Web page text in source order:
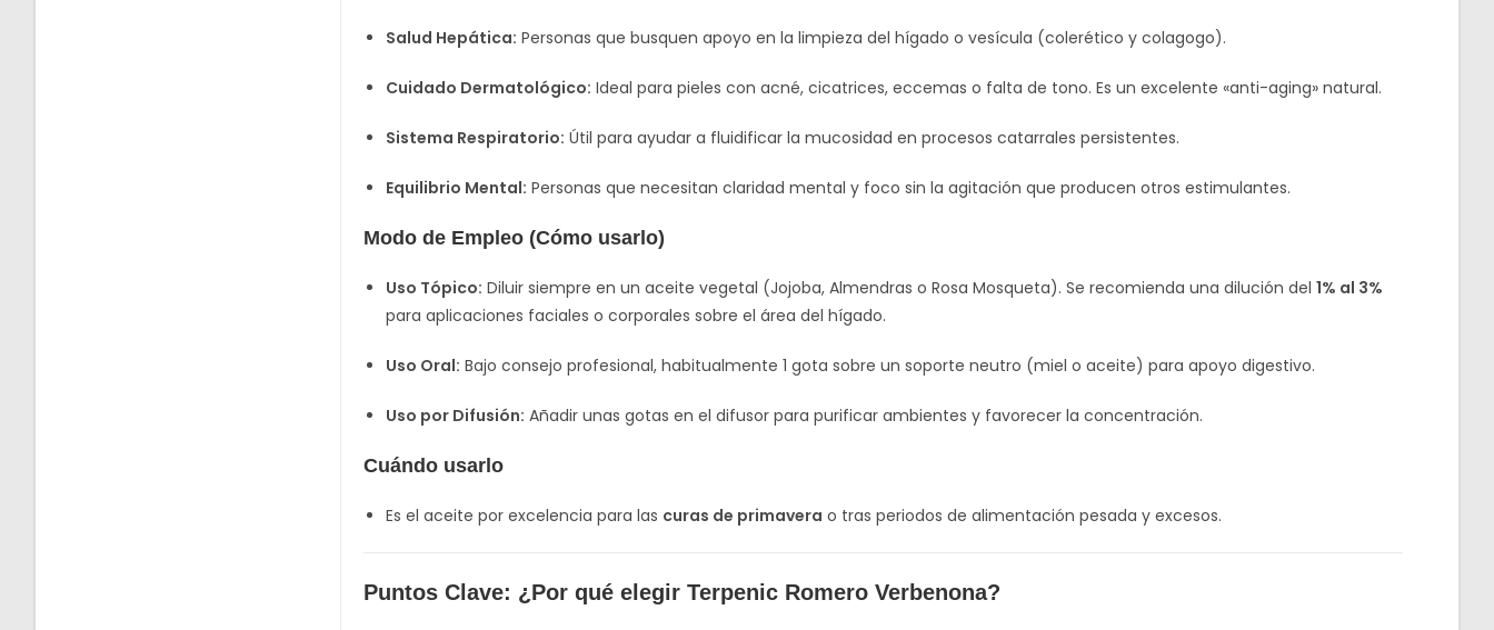
Salud Hepática: Personas que busquen apoyo en la limpieza del hígado o vesícula (colerético y colagogo).
Cuidado Dermatológico: Ideal para pieles con acné, cicatrices, eccemas o falta de tono. Es un excelente «anti-aging» natural.
Sistema Respiratorio: Útil para ayudar a fluidificar la mucosidad en procesos catarrales persistentes.
Equilibrio Mental: Personas que necesitan claridad mental y foco sin la agitación que producen otros estimulantes.
Modo de Empleo (Cómo usarlo)
Uso Tópico: Diluir siempre en un aceite vegetal (Jojoba, Almendras o Rosa Mosqueta). Se recomienda una dilución del 1% al 3%
para aplicaciones faciales o corporales sobre el área del hígado.
Uso Oral: Bajo consejo profesional, habitualmente 1 gota sobre un soporte neutro (miel o aceite) para apoyo digestivo.
Uso por Difusión: Añadir unas gotas en el difusor para purificar ambientes y favorecer la concentración.
Cuándo usarlo
Es el aceite por excelencia para las curas de primavera o tras periodos de alimentación pesada y excesos.
Puntos Clave: ¿Por qué elegir Terpenic Romero Verbenona?